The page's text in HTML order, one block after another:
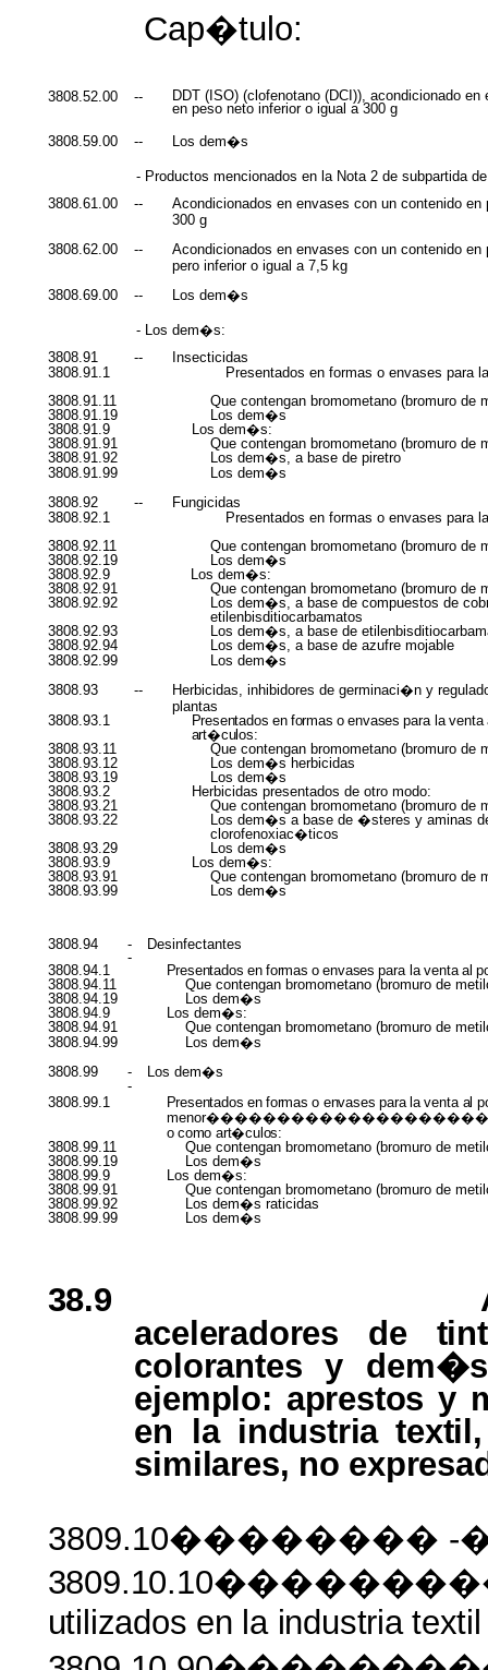
Cap�tulo:
3808.52.00 --
DDT (ISO) (clofenotano (DCI)), acondicionado
en peso neto inferior o igual a 300 g
3808.59.00 -- Los dem�s
- Productos mencionados en la Nota 2 de subpartida
3808.61.00
--
Acondicionados en envases con un contenido en
300 g
3808.62.00
--
Acondicionados en envases con un contenido en
pero inferior o igual a 7,5 kg
3808.69.00
-- Los dem�s
- Los dem�s:
3808.91
--
Insecticidas
3808.91.1
Presentados en formas o envases para
3808.91.11
Que contengan bromometano (bromuro de
3808.91.19
Los dem�s
3808.91.9
Los dem�s:
3808.91.91
Que contengan bromometano (bromuro de
3808.91.92
Los dem�s, a base de piretro
3808.91.99
Los dem�s
3808.92
--
Fungicidas
3808.92.1
Presentados en formas o envases para
3808.92.11
Que contengan bromometano (bromuro de
3808.92.19
Los dem�s
3808.92.9
Los dem�s:
3808.92.91
Que contengan bromometano (bromuro de
3808.92.92
Los dem�s, a base de compuestos de
etilenbisditiocarbamatos
3808.92.93
Los dem�s, a base de
3808.92.94
Los dem�s, a base de azufre mojable
3808.92.99
Los dem�s
3808.93
--
Herbicidas, inhibidores de germinaci�n y
3808.93.1
plantas
Presentados en formas o envases para la venta
art�culos:
3808.93.11
Que contengan bromometano (bromuro de
3808.93.12
Los dem�s herbicidas
3808.93.19
Los dem�s
3808.93.2
Herbicidas presentados de otro modo:
3808.93.21
Que contengan bromometano (bromuro de
3808.93.22
Los dem�s a base de �steres y aminas
clorofenoxiac�ticos
3808.93.29
Los dem�s
3808.93.9
Los dem�s:
3808.93.91
Que contengan bromometano (bromuro de
3808.93.99
Los dem�s
3808.94
-
-
Desinfectantes
3808.94.1
Presentados en formas o envases para la venta al
3808.94.11
Que contengan bromometano (bromuro de
3808.94.19
Los dem�s
3808.94.9
Los dem�s:
3808.94.91
Que contengan bromometano (bromuro de
3808.94.99
Los dem�s
3808.99
-
-
Los dem�s
3808.99.1
Presentados en formas o envases para la venta al
o como art�culos:
3808.99.11
Que contengan bromometano (bromuro de
3808.99.19
Los dem�s
3808.99.9
Los dem�s:
3808.99.91
Que contengan bromometano (bromuro de
3808.99.92
Los dem�s raticidas
3808.99.99
Los dem�s
38.9
aceleradores de
colorantesy
ejemplo: aprestosy
en la industria
similares, no
3809.10�������� -
utilizados en la industria textil